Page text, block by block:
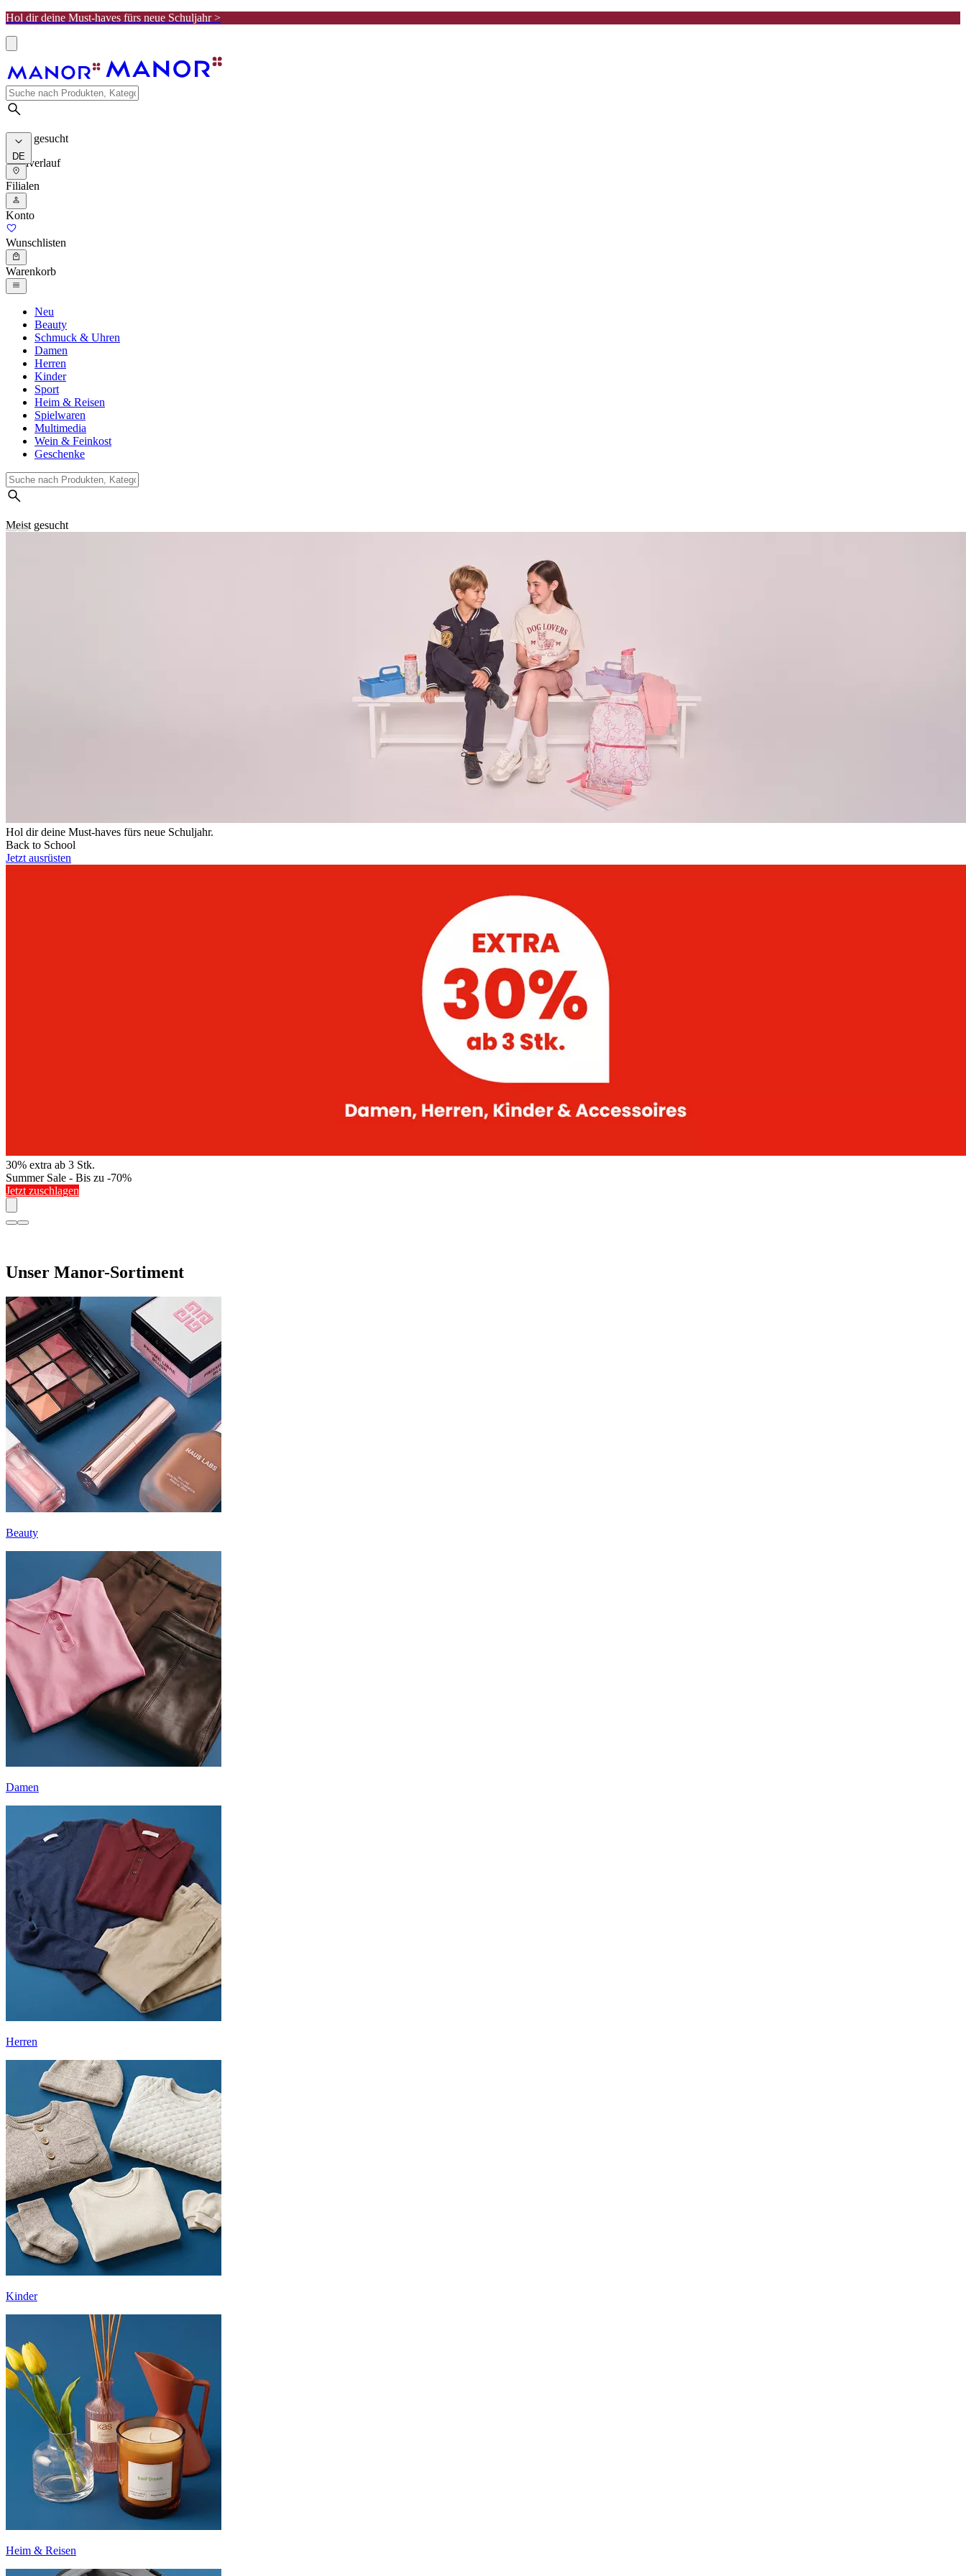
Hol dir deine Must-haves fürs neue Schuljahr >
Meist gesucht
Suchverlauf
DE
Filialen
Konto
Wunschlisten
Warenkorb
Neu
Beauty
Schmuck & Uhren
Damen
Herren
Kinder
Sport
Heim & Reisen
Spielwaren
Multimedia
Wein & Feinkost
Geschenke
Meist gesucht
Hol dir deine Must-haves fürs neue Schuljahr.
Back to School
Jetzt ausrüsten
30% extra ab 3 Stk.
Summer Sale - Bis zu -70%
Jetzt zuschlagen
Unser Manor-Sortiment
Beauty
Damen
Herren
Kinder
Heim & Reisen